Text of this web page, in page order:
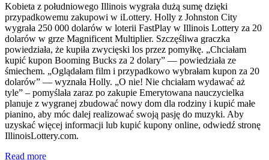
Kobieta z południowego Illinois wygrała dużą sumę dzięki
przypadkowemu zakupowi w iLottery. Holly z Johnston City
wygrała 250 000 dolarów w loterii FastPlay w Illinois Lottery za 20
dolarów w grze Magnificent Multiplier. Szczęśliwa graczka
powiedziała, że kupiła zwycięski los przez pomyłkę. „Chciałam
kupić kupon Booming Bucks za 2 dolary” — powiedziała ze
śmiechem. „Oglądałam film i przypadkowo wybrałam kupon za 20
dolarów” — wyznała Holly. „O nie! Nie chciałam wydawać aż
tyle” – pomyślała zaraz po zakupie Emerytowana nauczycielka
planuje z wygranej zbudować nowy dom dla rodziny i kupić małe
pianino, aby móc dalej realizować swoją pasję do muzyki. Aby
uzyskać więcej informacji lub kupić kupony online, odwiedź stronę
IllinoisLottery.com.
Read more